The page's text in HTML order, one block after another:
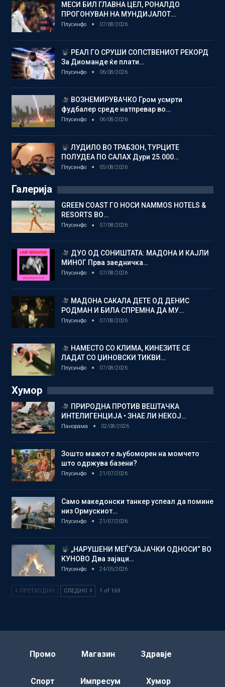
МЕСИ БИЛ ГЛАВНА ЦЕЛ, РОНАЛДО
ПРОГОНУВАН НА МУНДИЈАЛОТ…
Плусинфо 07/08/2026
РЕАЛ ГО СРУШИ СОПСТВЕНИОТ РЕКОРД
За Диоманде ќе плати…
Плусинфо 06/08/2026
ВОЗНЕМИРУВАЧКО Гром усмрти
фудбалер среде натпревар во…
Плусинфо 06/08/2026
ЛУДИЛО ВО ТРАБЗОН, ТУРЦИТЕ
ПОЛУДЕА ПО САЛАХ Дури 25.000…
Плусинфо 05/08/2026
Галерија
GREEN COAST ГО НОСИ NAMMOS HOTELS &
RESORTS ВО…
Плусинфо 07/08/2026
ДУО ОД СОНИШТАТА: МАДОНА И КАЈЛИ
МИНОГ Прва заедничка…
Плусинфо 07/08/2026
МАДОНА САКАЛА ДЕТЕ ОД ДЕНИС
РОДМАН И БИЛА СПРЕМНА ДА МУ…
Плусинфо 07/08/2026
НАМЕСТО СО КЛИМА, КИНЕЗИТЕ СЕ
ЛАДАТ СО ЏИНОВСКИ ТИКВИ…
Плусинфо 07/08/2026
Хумор
ПРИРОДНА ПРОТИВ ВЕШТАЧКА
ИНТЕЛИГЕНЦИЈА • ЗНАЕ ЛИ НЕКОЈ…
Панорама 02/08/2026
Зошто мажот е љубоморен на момчето
што одржува базени?
Плусинфо 21/07/2026
Само македонски танкер успеал да помине
низ Ормускиот…
Плусинфо 21/07/2026
„НАРУШЕНИ МЕЃУЗАЈАЧКИ ОДНОСИ“ ВО
КУНОВО Два зајаци…
Плусинфо 24/05/2026
ПРЕТХОДНО СЛЕДНО 1 of 169
Промо Магазин Здравје
Спорт Импресум Хумор